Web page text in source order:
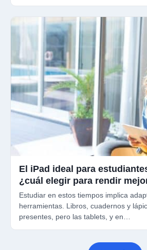
El iPad ideal para
¿cuál elegir para rendir
Estudiar en estos tiempos implica
herramientas. Libros, cuadernos y
presentes, pero las tablets, y en…